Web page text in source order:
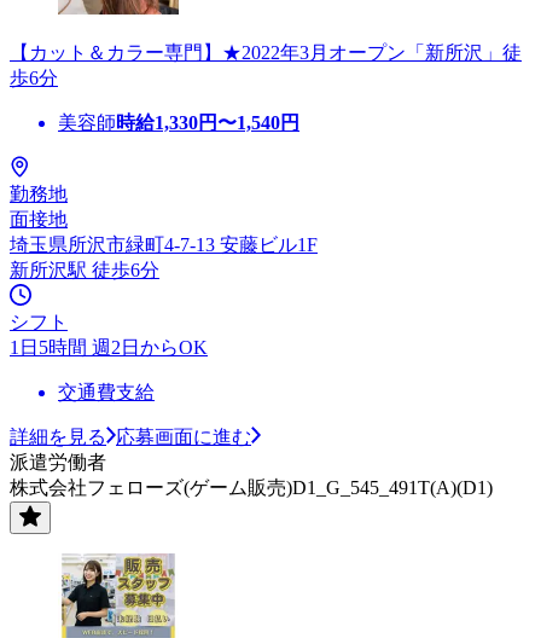
【カット＆カラー専門】★2022年3月オープン「新所沢」徒
歩6分
美容師時給1,330円〜1,540円
勤務地
面接地
埼玉県所沢市緑町4-7-13 安藤ビル1F
新所沢駅 徒歩6分
シフト
1日5時間 週2日からOK
交通費支給
詳細を見る
応募画面に進む
派遣労働者
株式会社フェローズ(ゲーム販売)D1_G_545_491T(A)(D1)